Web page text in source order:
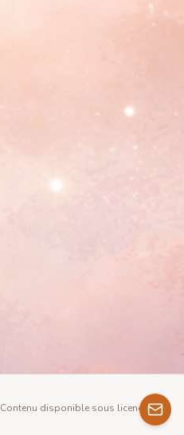
Contenu disponible sous licence GNU